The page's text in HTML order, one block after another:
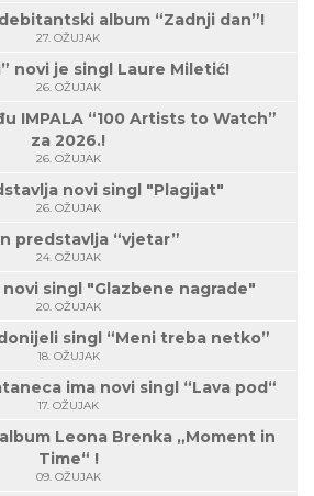
album “Zadnji dan”!
27. OŽUJAK
novi je singl Laure Miletić!
26. OŽUJAK
IMPALA “100 Artists to Watch”
za 2026.!
26. OŽUJAK
novi singl "Plagijat"
26. OŽUJAK
predstavlja “vjetar”
24. OŽUJAK
novi singl "Glazbene nagrade"
20. OŽUJAK
singl “Meni treba netko”
18. OŽUJAK
ima novi singl “Lava pod“
17. OŽUJAK
Leona Brenka „Moment in
Time“ !
09. OŽUJAK